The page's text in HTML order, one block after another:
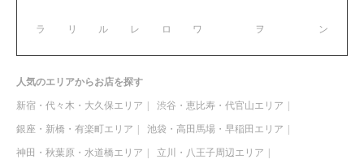
ラ リ ル レ ロ ワ ヲ ン
人気のエリアからお店を探す
新宿・代々木・大久保エリア 渋谷・恵比寿・代官山エリア
銀座・新橋・有楽町エリア 池袋・高田馬場・早稲田エリア
神田・秋葉原・水道橋エリア 立川・八王子周辺エリア